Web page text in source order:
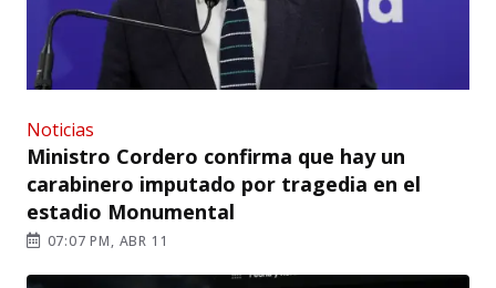
Noticias
Ministro Cordero confirma que hay un
carabinero imputado por tragedia en el
estadio Monumental
07:07 PM, ABR 11